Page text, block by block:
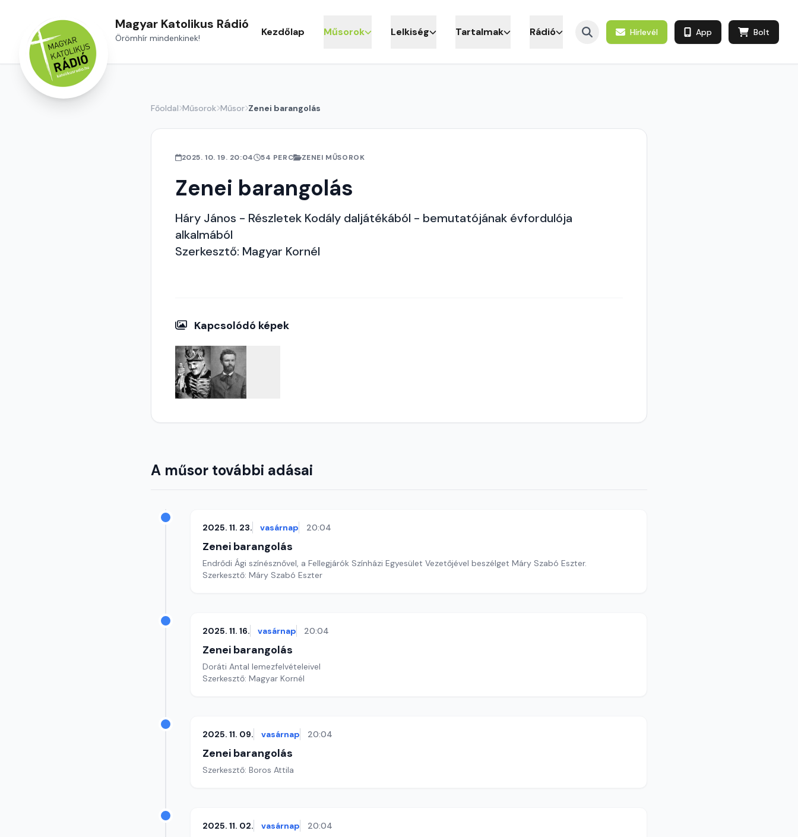
Magyar Katolikus Rádió
Örömhír mindenkinek! Kezdőlap Műsorok Lelkiség Tartalmak Rádió Hírlevél App Bolt
Főoldal Műsorok Műsor Zenei barangolás
2025. 10. 19. 20:04 54 PERC ZENEI MŰSOROK
Zenei barangolás
Háry János - Részletek Kodály daljátékából - bemutatójának évfordulója
alkalmából
Szerkesztő: Magyar Kornél
Kapcsolódó képek
A műsor további adásai
2025. 11. 23. vasárnap 20:04
Zenei barangolás
Endrődi Ági színésznővel, a Fellegjárók Színházi Egyesület Vezetőjével beszélget Máry Szabó Eszter.
Szerkesztő: Máry Szabó Eszter
2025. 11. 16. vasárnap 20:04
Zenei barangolás
Doráti Antal lemezfelvételeivel
Szerkesztő: Magyar Kornél
2025. 11. 09. vasárnap 20:04
Zenei barangolás
Szerkesztő: Boros Attila
2025. 11. 02. vasárnap 20:04